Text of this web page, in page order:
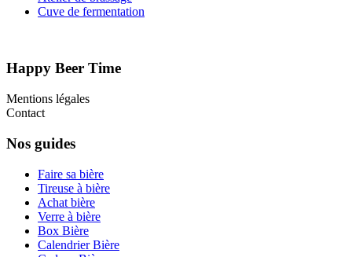
Cuve de fermentation
Happy Beer Time
Mentions légales
Contact
Nos guides
Faire sa bière
Tireuse à bière
Achat bière
Verre à bière
Box Bière
Calendrier Bière